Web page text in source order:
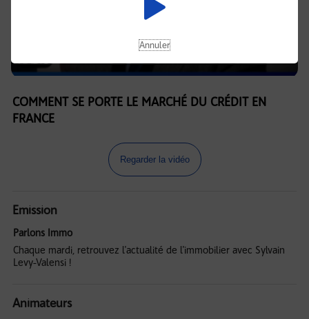
COMMENT SE PORTE LE MARCHÉ DU CRÉDIT EN
FRANCE
Regarder la vidéo
Emission
Parlons Immo
Chaque mardi, retrouvez l'actualité de l'immobilier avec Sylvain
Levy-Valensi !
Animateurs
Annuler